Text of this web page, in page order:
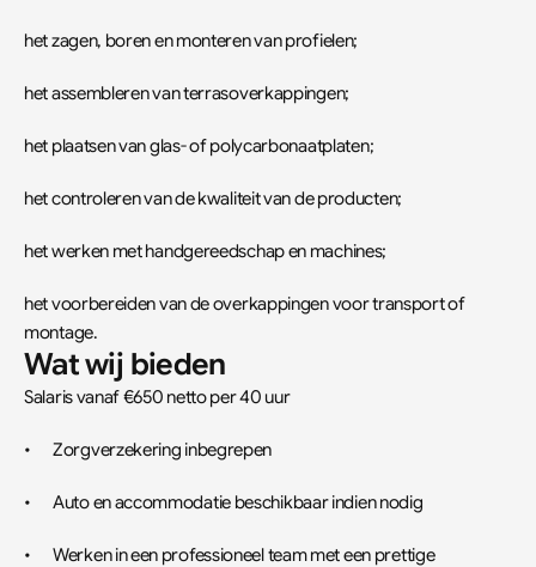
het zagen, boren en monteren van profielen;
het assembleren van terrasoverkappingen;
het plaatsen van glas- of polycarbonaatplaten;
het controleren van de kwaliteit van de producten;
het werken met handgereedschap en machines;
het voorbereiden van de overkappingen voor transport of
montage.
Wat wij bieden
Salaris vanaf €650 netto per 40 uur
•	Zorgverzekering inbegrepen
•	Auto en accommodatie beschikbaar indien nodig
•	Werken in een professioneel team met een prettige